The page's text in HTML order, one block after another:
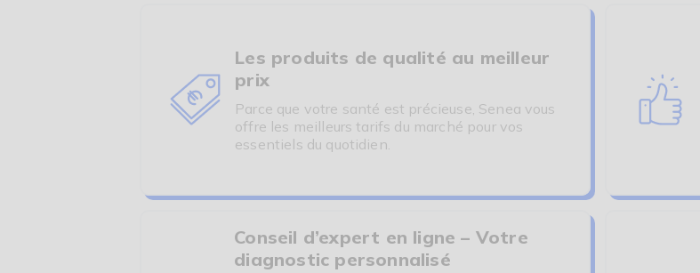
Les produits de qualité au meilleur
prix
Parce que votre santé est précieuse, Senea vous
offre les meilleurs tarifs du marché pour vos
essentiels du quotidien.
Conseil d’expert en ligne – Votre
diagnostic personnalisé